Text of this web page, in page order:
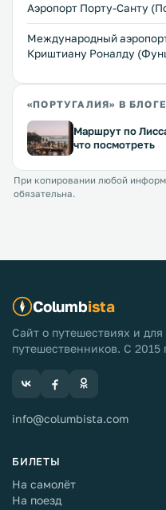
Аэропорт Порту-Санту
Международный
Криштиану Роналду
«ПОРТУГАЛИЯ» В БЛОГЕ
Маршрут по
что посмотреть
При копировании любой
обязательна.
Columbista
Сайт о путешествиях и для
путешественников. С 2015
info@columbista.com
БИЛЕТЫ
На самолёт
На поезд